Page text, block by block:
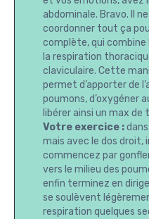
abdominale. Bravo. Il
coordonner tout ça
complète, qui
la respiration
claviculaire. Cette
permet d’apporter de
poumons, d’oxygéner
libérer ainsi un max de
Votre exercice :
mais avec le dos droit,
commencez par
vers le milieu des
enfin terminez en
se soulèvent
respiration quelques